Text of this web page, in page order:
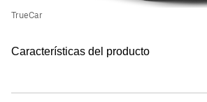
TrueCar
Características del producto